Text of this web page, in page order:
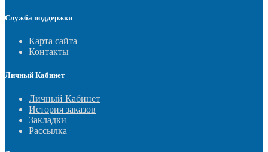
Служба поддержки
Карта сайта
Контакты
Личный Кабинет
Личный Кабинет
История заказов
Закладки
Рассылка